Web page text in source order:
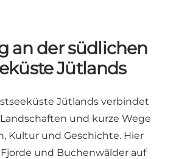
an der südlichen
Jütlands
Jütlands verbindet
und kurze Wege
Kultur und Geschichte. Hier
und Buchenwälder auf